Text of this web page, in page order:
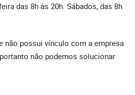
das 8h às 20h. Sábados, das 8h
não possui vínculo com a empresa
não podemos solucionar